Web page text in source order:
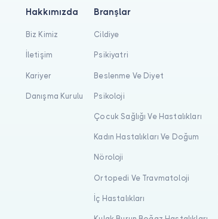
Hakkımızda
Biz Kimiz
İletişim
Kariyer
Danışma Kurulu
Branşlar
Cildiye
Psikiyatri
Beslenme Ve Diyet
Psikoloji
Çocuk Sağlığı Ve Hastalıkları
Kadın Hastalıkları Ve Doğum
Nöroloji
Ortopedi Ve Travmatoloji
İç Hastalıkları